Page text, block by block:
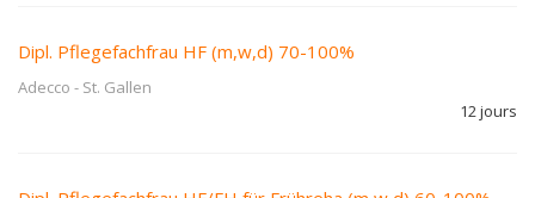
Dipl. Pflegefachfrau HF (m,w,d) 70-100%
Adecco - St. Gallen
12 jours